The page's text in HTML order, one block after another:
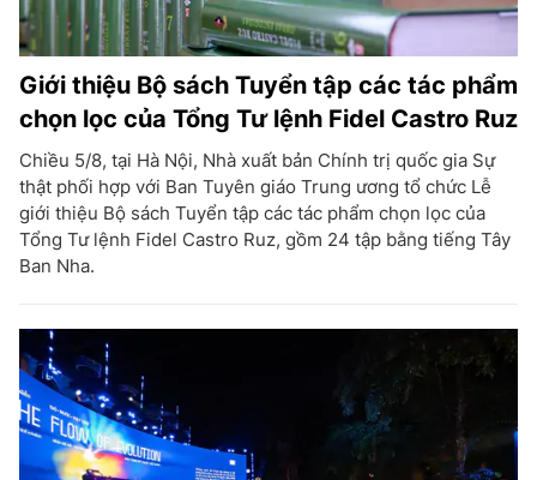
Giới thiệu Bộ sách Tuyển tập các tác phẩm
chọn lọc của Tổng Tư lệnh Fidel Castro Ruz
Chiều 5/8, tại Hà Nội, Nhà xuất bản Chính trị quốc gia Sự
thật phối hợp với Ban Tuyên giáo Trung ương tổ chức Lễ
giới thiệu Bộ sách Tuyển tập các tác phẩm chọn lọc của
Tổng Tư lệnh Fidel Castro Ruz, gồm 24 tập bằng tiếng Tây
Ban Nha.